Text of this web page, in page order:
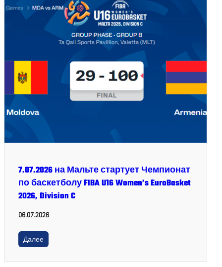
7.07.2026 на Мальте стартует Чемпионат
по баскетболу FIBA U16 Women’s EuroBasket
2026, Division C
06.07.2026
Далее